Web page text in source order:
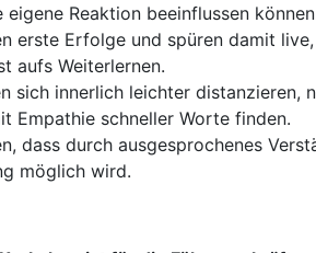
eigene Reaktion beeinflussen
erste Erfolge und spüren damit
aufs Weiterlernen.
sich innerlich leichter distanzieren,
Empathie schneller Worte finden.
dass durch ausgesprochenes
möglich wird.